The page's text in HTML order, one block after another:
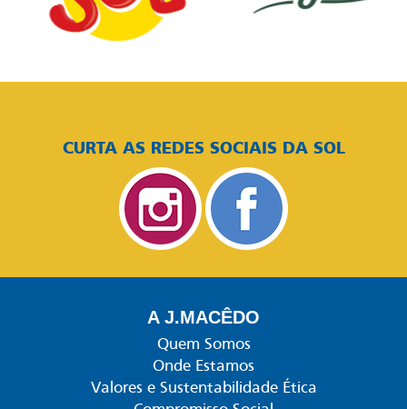
CURTA AS REDES SOCIAIS DA SOL
A J.MACÊDO
Quem Somos
Onde Estamos
Valores e Sustentabilidade Ética